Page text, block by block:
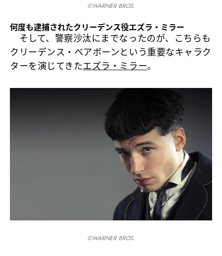
©️WARNER BROS.
何度も逮捕されたクリーデンス役エズラ・ミラー
そして、警察沙汰にまでなったのが、こちらも
クリーデンス・ベアボーンという重要なキャラク
ターを演じてきたエズラ・ミラー。
©️WARNER BROS.